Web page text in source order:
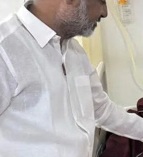
పరిధిలో జరిగిన హ*త్యకే*సును ఛేదించిన